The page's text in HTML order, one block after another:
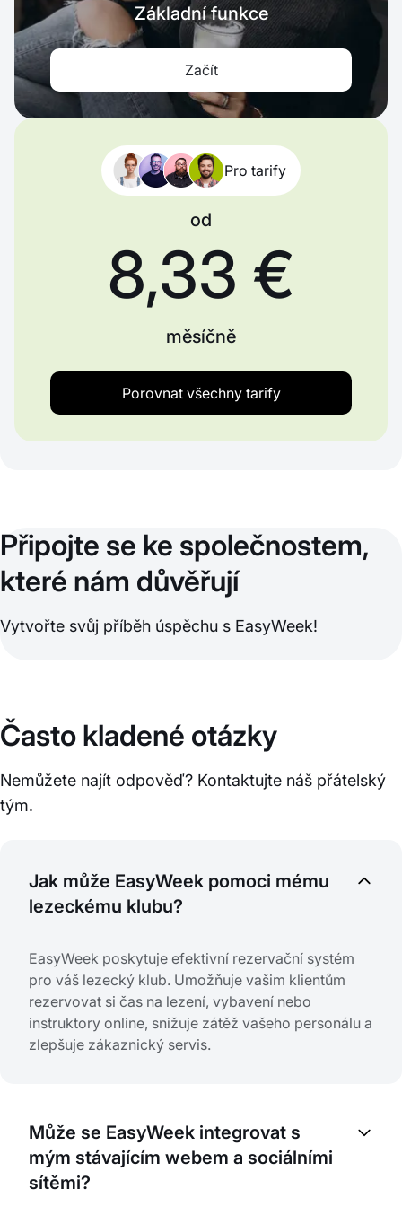
Základní funkce
Začít
Pro tarify
od
8,33 €
měsíčně
Porovnat všechny tarify
Připojte se ke společnostem,
které nám důvěřují
Vytvořte svůj příběh úspěchu s EasyWeek!
Často kladené otázky
Nemůžete najít odpověď? Kontaktujte náš přátelský
tým.
Jak může EasyWeek pomoci mému
lezeckému klubu?
EasyWeek poskytuje efektivní rezervační systém
pro váš lezecký klub. Umožňuje vašim klientům
rezervovat si čas na lezení, vybavení nebo
instruktory online, snižuje zátěž vašeho personálu a
zlepšuje zákaznický servis.
Může se EasyWeek integrovat s
mým stávajícím webem a sociálními
sítěmi?